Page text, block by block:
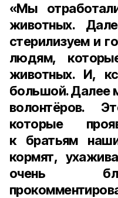
«Мы
животных.
стерилизуем и
людям,
животных. И,
большой. Далее
волонтёров.
которые
к братьям
кормят,
очень